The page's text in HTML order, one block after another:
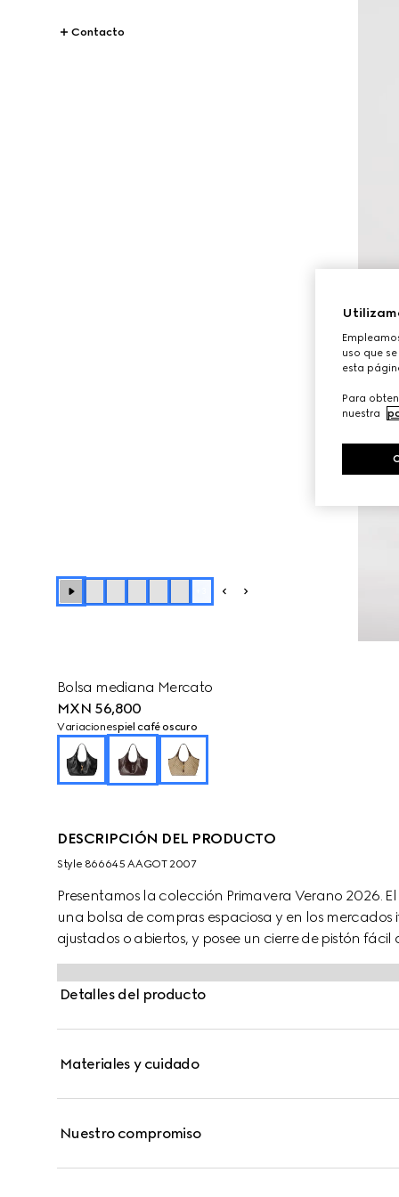
Contacto
Bolsa mediana Mercato
MXN 56,800
Variacionespiel café oscuro
DESCRIPCIÓN DEL PRODUCTO
Style ‎866645 AAGOT 2007
Presentamos la colección Primavera Verano 2026.
una bolsa de compras espaciosa y en los mercados
ajustados o abiertos, y posee un cierre de pistón
suave revela un nuevo forro con motivo Diamante
Detalles del producto
Materiales y cuidado
Nuestro compromiso
uso que
esta
Para
nuestra